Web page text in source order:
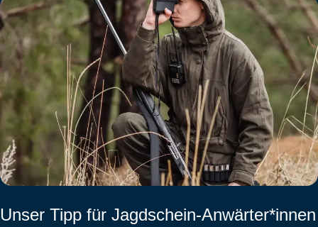
Unser Tipp für Jagdschein-Anwärter*innen